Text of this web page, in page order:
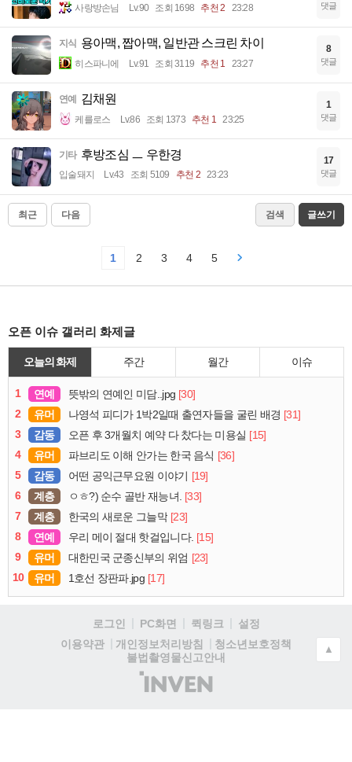
사랑방손님 Lv.90 조회 1698 추천 2 23:28 댓글
지식 용아맥, 짭아맥, 일반관 스크린 차이
히스파니에 Lv.91 조회 3119 추천 1 23:27
8
댓글
연예 김채원
케를로스 Lv.86 조회 1373 추천 1 23:25
1
댓글
기타 후방조심 ㅡ 우한경
입술돼지 Lv.43 조회 5109 추천 2 23:23
17
댓글
최근 다음 검색 글쓰기
1 2 3 4 5
오픈 이슈 갤러리 화제글
오늘의 화제 주간 월간 이슈
1 연예 뜻밖의 연예인 미담..jpg [30]
2
유머 나영석 피디가 1박2일때 출연자들을 굴린 배경 [31]
3
감동 오픈 후 3개월치 예약 다 찼다는 미용실 [15]
4
유머 파브리도 이해 안가는 한국 음식 [36]
5
감동 어떤 공익근무요원 이야기 [19]
6
계층 ㅇㅎ?) 순수 골반 재능녀. [33]
7
계층 한국의 새로운 그늘막 [23]
8
연예 우리 메이 절대 핫걸입니다. [15]
9
유머 대한민국 군종신부의 위엄 [23]
10
유머 1호선 장판파.jpg [17]
로그인 PC화면 퀵링크
설정
이용약관
개인정보처리방침
청소년보호정책
불법촬영물신고안내
(주)
인
▲